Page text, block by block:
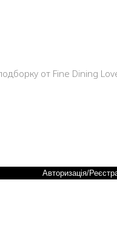
от Fine Dining
Авторизація/